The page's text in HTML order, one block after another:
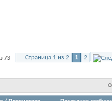
Страница 1 из 2 1 2
73